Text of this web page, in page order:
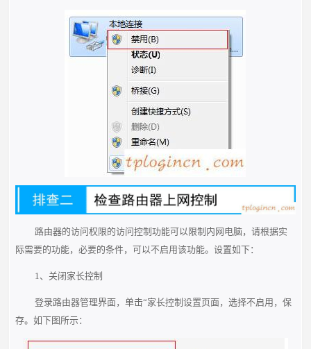
路由器的访问权限的访问控制功能可以限制内网电脑，请根据实
际需要的功能，必要的条件，可以不启用该功能。设置如下：
1、关闭家长控制
登录路由器管理界面，单击“家长控制设置页面，选择不启用，保
存。如下图所示：